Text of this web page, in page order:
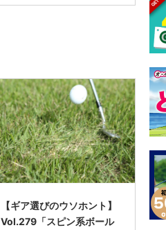
【ギア選びのウソホント】
Vol.279「スピン系ボール